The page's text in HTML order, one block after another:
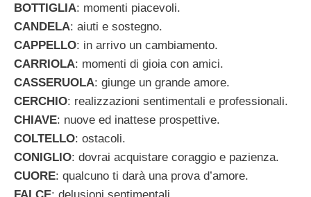
BOTTIGLIA: momenti piacevoli.
CANDELA: aiuti e sostegno.
CAPPELLO: in arrivo un cambiamento.
CARRIOLA: momenti di gioia con amici.
CASSERUOLA: giunge un grande amore.
CERCHIO: realizzazioni sentimentali e professionali.
CHIAVE: nuove ed inattese prospettive.
COLTELLO: ostacoli.
CONIGLIO: dovrai acquistare coraggio e pazienza.
CUORE: qualcuno ti darà una prova d’amore.